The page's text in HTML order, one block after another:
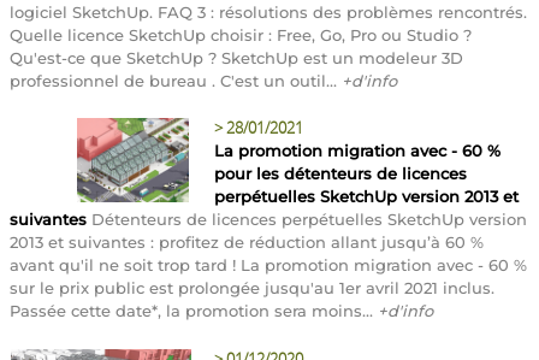
logiciel SketchUp. FAQ 3 : résolutions des problèmes rencontrés.
Quelle licence SketchUp choisir : Free, Go, Pro ou Studio ?
Qu'est-ce que SketchUp ? SketchUp est un modeleur 3D
professionnel de bureau . C'est un outil... +d'info
>28/01/2021
La promotion migration avec - 60 %
pour les détenteurs de licences
perpétuelles SketchUp version 2013 et
suivantes Détenteurs de licences perpétuelles SketchUp version
2013 et suivantes : profitez de réduction allant jusqu’à 60 %
avant qu'il ne soit trop tard ! La promotion migration avec - 60 %
sur le prix public est prolongée jusqu'au 1er avril 2021 inclus.
Passée cette date*, la promotion sera moins... +d'info